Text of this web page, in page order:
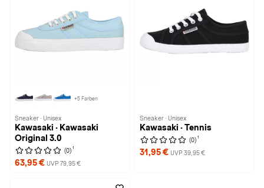
+5 Farben
Sneaker · Unisex
Kawasaki · Kawasaki
Original 3.0
(0) 1
63,95 € UVP 79,95 €
Sneaker · Unisex
Kawasaki · Tennis
(0) 1
31,95 € UVP 39,95 €